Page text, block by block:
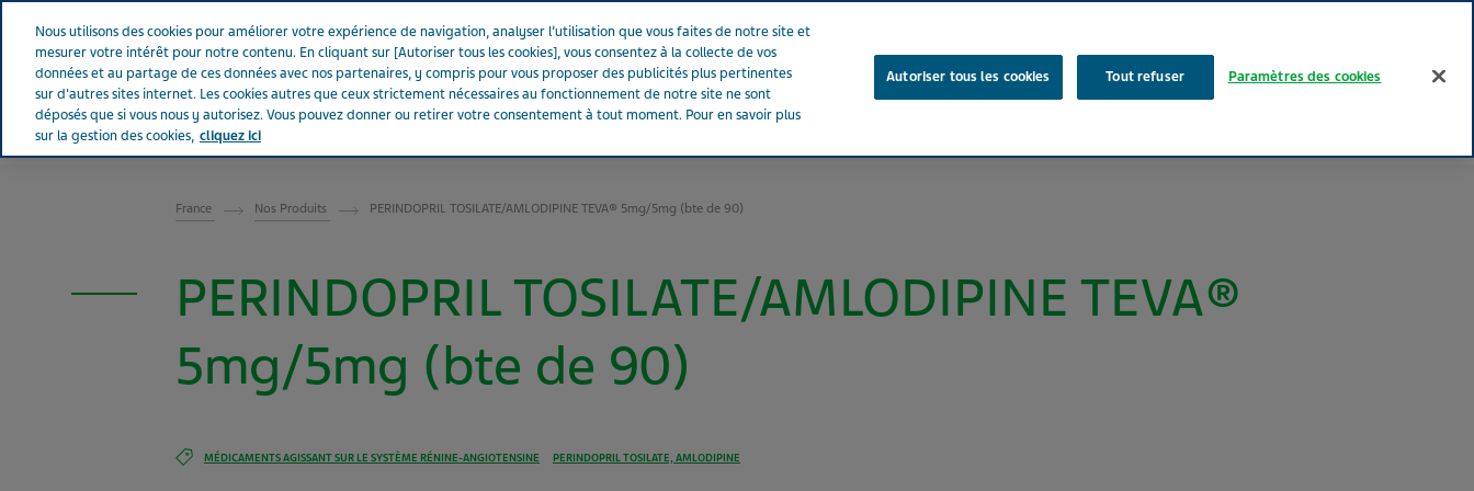
Aller sur Tevapharm
FRANCE
France Nos Produits PERINDOPRIL TOSILATE/AMLODIPINE TEVA® 5mg/5mg (bte de 90)
PERINDOPRIL TOSILATE/AMLODIPINE TEVA®
5mg/5mg (bte de 90)
MÉDICAMENTS AGISSANT SUR LE SYSTÈME RÉNINE-ANGIOTENSINE PERINDOPRIL TOSILATE, AMLODIPINE
Nous utilisons des cookies pour améliorer votre expérience de navigation, analyser l’utilisation que vous faites de notre site et
mesurer votre intérêt pour notre contenu. En cliquant sur [Autoriser tous les cookies], vous consentez à la collecte de vos
données et au partage de ces données avec nos partenaires, y compris pour vous proposer des publicités plus pertinentes
sur d'autres sites internet. Les cookies autres que ceux strictement nécessaires au fonctionnement de notre site ne sont
déposés que si vous nous y autorisez. Vous pouvez donner ou retirer votre consentement à tout moment. Pour en savoir plus
sur la gestion des cookies, cliquez ici
Autoriser tous les cookies Tout refuser Paramètres des cookies